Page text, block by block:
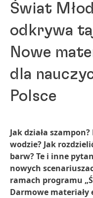
Świat
odkrywa
Nowe
dla
Polsce
Jak działa
wodzie? Jak
barw? Te i inne
nowych
ramach programu
Darmowe materiały